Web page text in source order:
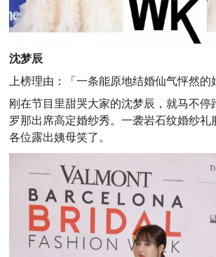
沈梦辰
上榜理由：
「一条能原地结婚仙气怦然的
刚在节目里甜哭大家的沈梦辰，就马不停
罗那出席高定婚纱秀。一袭岩石纹婚纱礼
各位露出姨母笑了。